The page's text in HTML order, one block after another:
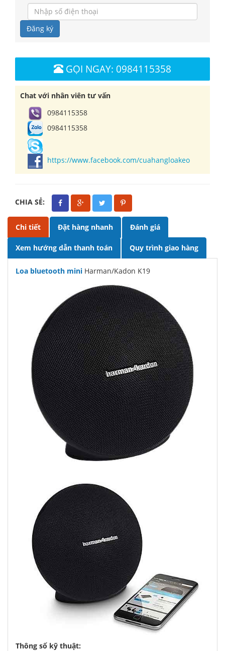
Đăng ký
GỌI NGAY: 0984115358
Chat với nhân viên tư vấn
0984115358
0984115358
https://www.facebook.com/cuahangloakeo
CHIA SẺ:
Chi tiết Đặt hàng nhanh Đánh giá
Xem hướng dẫn thanh toán Quy trình giao hàng
Loa bluetooth mini Harman/Kadon K19
Thông số kỹ thuật: